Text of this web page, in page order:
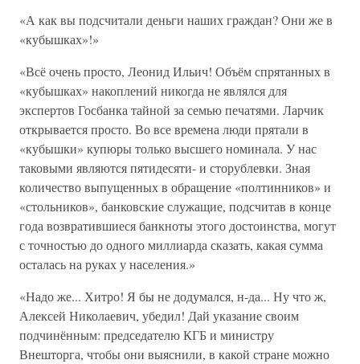
«А как вы подсчитали деньги наших граждан? Они же в
«кубышках»!»
«Всё очень просто, Леонид Ильич! Объём спрятанных в
«кубышках» накоплений никогда не являлся для
экспертов Госбанка тайной за семью печатями. Ларчик
открывается просто. Во все времена люди прятали в
«кубышки» купюры только высшего номинала. У нас
таковыми являются пятидесяти- и сторублевки. Зная
количество выпущенных в обращение «полтинников» и
«стольников», банковские служащие, подсчитав в конце
года возвратившиеся банкноты этого достоинства, могут
с точностью до одного миллиарда сказать, какая сумма
осталась на руках у населения.»
«Надо же... Хитро! Я бы не додумался, н-да... Ну что ж,
Алексей Николаевич, убедил! Дай указание своим
подчинённым: председателю КГБ и министру
Внешторга, чтобы они выяснили, в какой стране можно